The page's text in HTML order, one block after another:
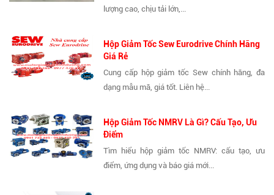
lượng cao, chịu tải lớn,...
Hộp Giảm Tốc Sew Eurodrive Chính Hãng
Giá Rẻ
Cung cấp hộp giảm tốc Sew chính hãng, đa
dạng mẫu mã, giá tốt. Liên hệ...
Hộp Giảm Tốc NMRV Là Gì? Cấu Tạo, Ưu
Điểm
Tìm hiểu hộp giảm tốc NMRV: cấu tạo, ưu
điểm, ứng dụng và báo giá mới...